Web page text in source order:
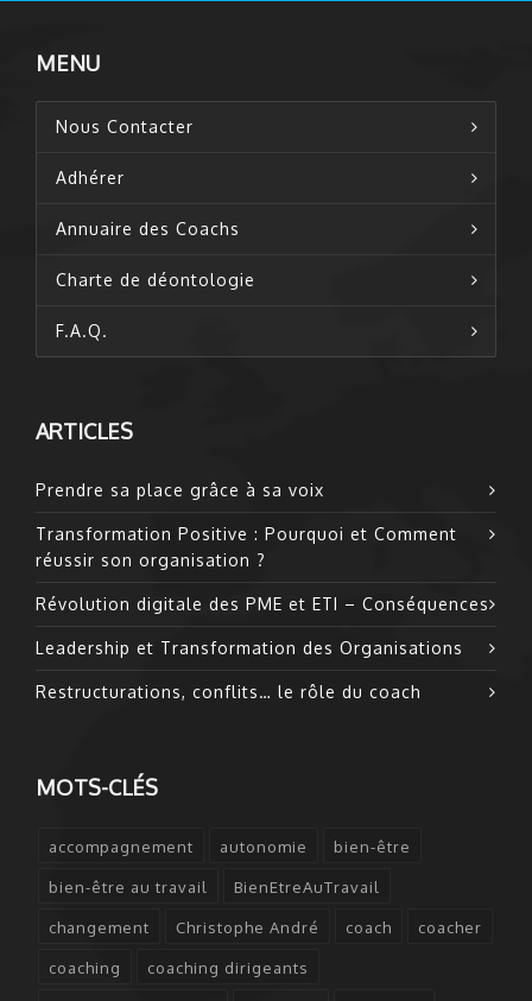
MENU
Nous Contacter
Adhérer
Annuaire des Coachs
Charte de déontologie
F.A.Q.
ARTICLES
Prendre sa place grâce à sa voix
Transformation Positive : Pourquoi et Comment
réussir son organisation ?
Révolution digitale des PME et ETI – Conséquences
Leadership et Transformation des Organisations
Restructurations, conflits… le rôle du coach
MOTS-CLÉS
accompagnement autonomie bien-être
bien-être au travail BienEtreAuTravail
changement Christophe André coach coacher
coaching coaching dirigeants